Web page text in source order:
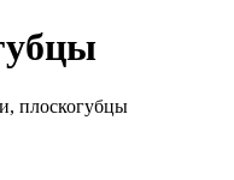
плоскогубцы